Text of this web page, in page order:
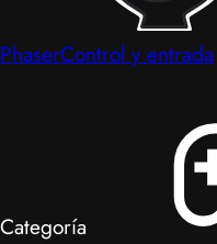
PhaserControl y entrada
Categoría